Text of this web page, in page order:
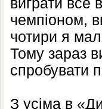
виграти все
чемпіоном,
чотири я
Тому зараз
спробувати
З усіма в